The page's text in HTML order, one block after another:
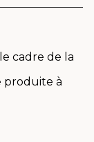
cadre de la
produite à